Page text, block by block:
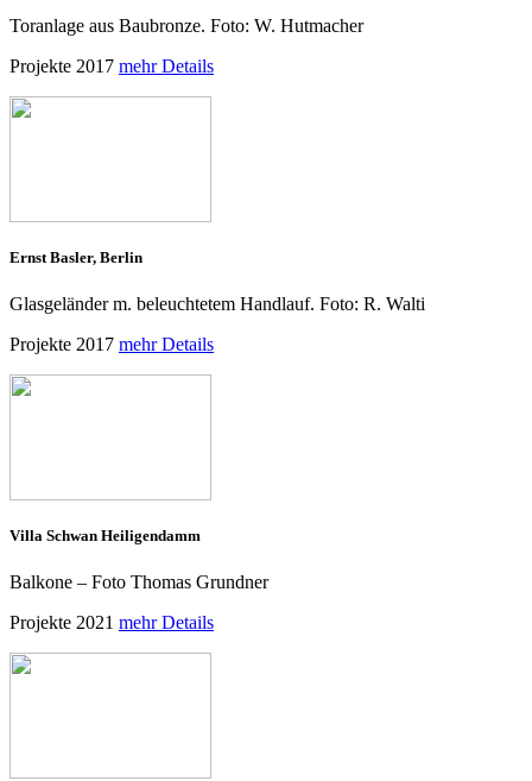
Toranlage aus Baubronze. Foto: W. Hutmacher
Projekte 2017 mehr Details
Ernst Basler, Berlin
Glasgeländer m. beleuchtetem Handlauf. Foto: R. Walti
Projekte 2017 mehr Details
Villa Schwan Heiligendamm
Balkone – Foto Thomas Grundner
Projekte 2021 mehr Details